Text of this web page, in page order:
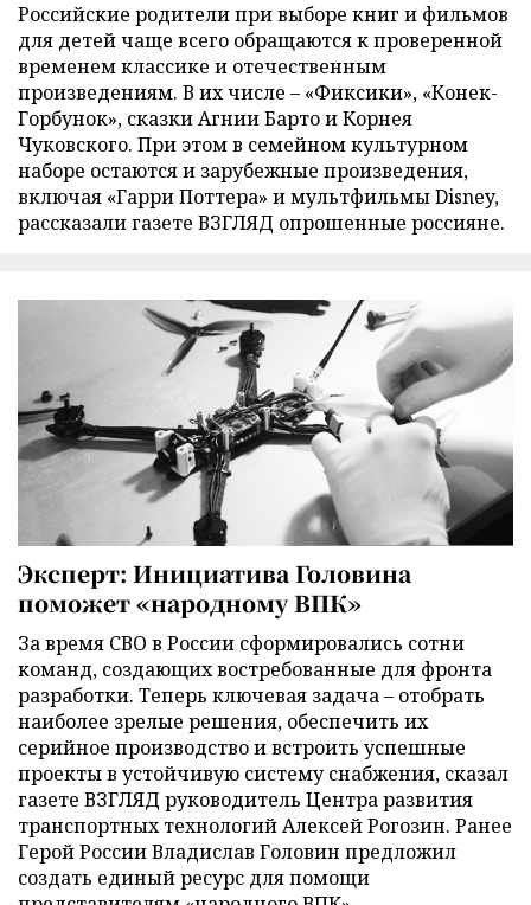
Российские родители при выборе книг и фильмов
для детей чаще всего обращаются к проверенной
временем классике и отечественным
произведениям. В их числе – «Фиксики», «Конек-
Горбунок», сказки Агнии Барто и Корнея
Чуковского. При этом в семейном культурном
наборе остаются и зарубежные произведения,
включая «Гарри Поттера» и мультфильмы Disney,
рассказали газете ВЗГЛЯД опрошенные россияне.
Эксперт: Инициатива Головина
поможет «народному ВПК»
За время СВО в России сформировались сотни
команд, создающих востребованные для фронта
разработки. Теперь ключевая задача – отобрать
наиболее зрелые решения, обеспечить их
серийное производство и встроить успешные
проекты в устойчивую систему снабжения, сказал
газете ВЗГЛЯД руководитель Центра развития
транспортных технологий Алексей Рогозин. Ранее
Герой России Владислав Головин предложил
создать единый ресурс для помощи